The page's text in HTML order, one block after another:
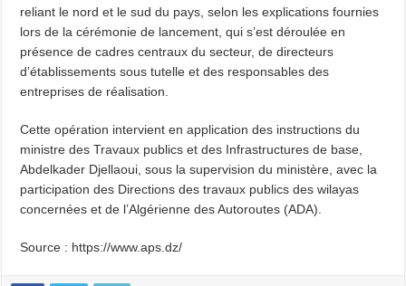
reliant le nord et le sud du pays, selon les explications fournies
lors de la cérémonie de lancement, qui s’est déroulée en
présence de cadres centraux du secteur, de directeurs
d’établissements sous tutelle et des responsables des
entreprises de réalisation.
Cette opération intervient en application des instructions du
ministre des Travaux publics et des Infrastructures de base,
Abdelkader Djellaoui, sous la supervision du ministère, avec la
participation des Directions des travaux publics des wilayas
concernées et de l’Algérienne des Autoroutes (ADA).
Source : https://www.aps.dz/